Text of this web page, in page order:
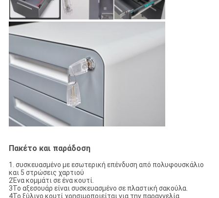
Πακέτο και παράδοση
1. συσκευασμένο με εσωτερική επένδυση από πολυφουσκάλιο
και 5 στρώσεις χαρτιού
2Ένα κομμάτι σε ένα κουτί.
3Το αξεσουάρ είναι συσκευασμένο σε πλαστική σακούλα.
4Το ξύλινο κουτί χρησιμοποιείται για την παραγγελία